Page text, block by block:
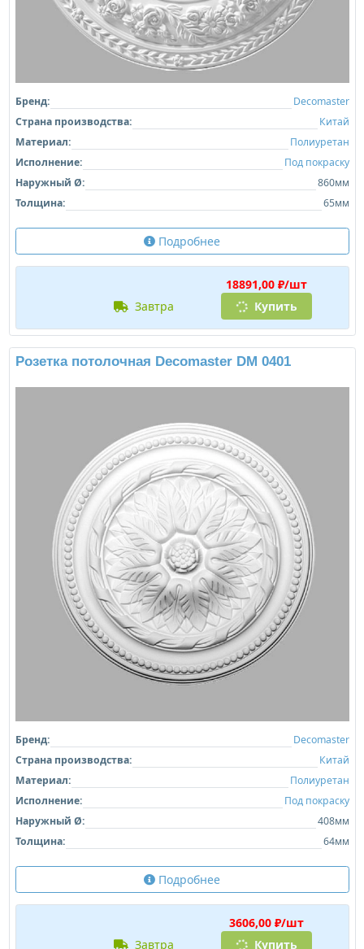
Бренд:
Decomaster
Страна производства:
Китай
Материал:
Полиуретан
Исполнение:
Под покраску
Наружный Ø:
860мм
Толщина:
65мм
Подробнее
18891,00 ₽/шт
завтра
Купить
Розетка потолочная Decomaster DM 0401
Бренд:
Decomaster
Страна производства:
Китай
Материал:
Полиуретан
Исполнение:
Под покраску
Наружный Ø:
408мм
Толщина:
64мм
Подробнее
3606,00 ₽/шт
завтра
Купить